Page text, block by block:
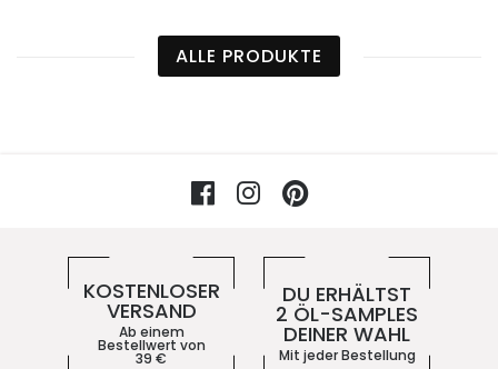
ALLE PRODUKTE
FacebookInstagram
KOSTENLOSER
VERSAND
Ab einem
Bestellwert von
39 €
DU ERHÄLTST
2 ÖL-SAMPLES
DEINER WAHL
Mit jeder Bestellung